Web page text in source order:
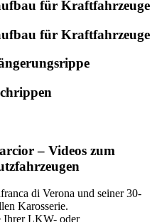
für Kraftfahrzeuge
für Kraftfahrzeuge
– Videos zum
di Verona und seiner 30-
Karosserie.
Ihrer LKW- oder